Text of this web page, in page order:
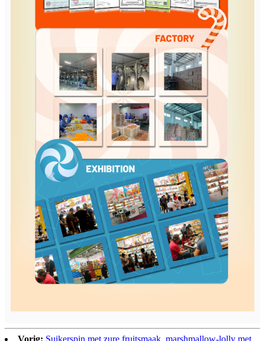
Vorig: Suikerspin met zure fruitsmaak, marshmallow-lolly met